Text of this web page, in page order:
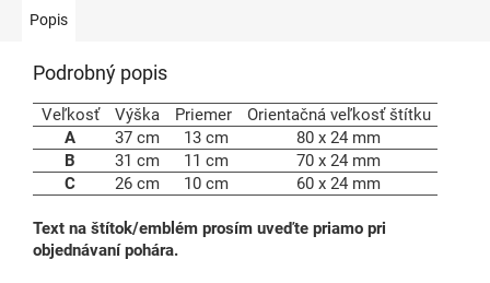
Popis
Podrobný popis
Veľkosť Výška Priemer
Orientačná veľkosť štítku
A
37 cm 13 cm
80 x 24 mm
B
31 cm 11 cm
70 x 24 mm
C
26 cm 10 cm 60 x 24 mm
Text na štítok/emblém prosím uveďte priamo pri
objednávaní pohára.